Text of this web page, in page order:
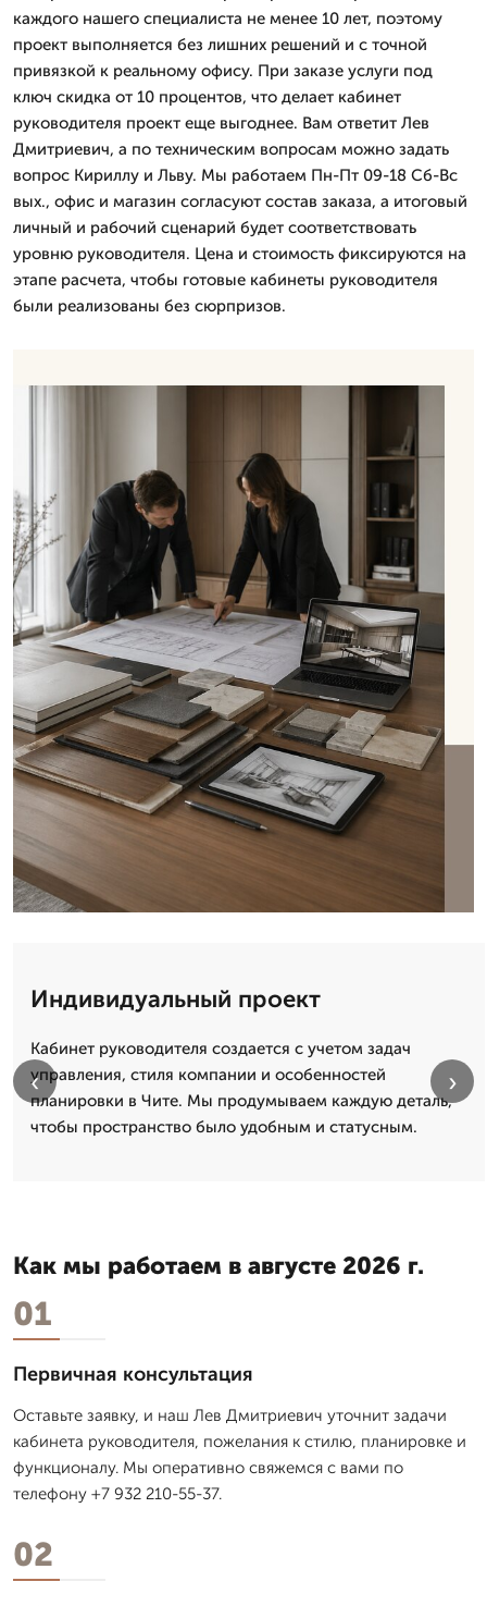
каждого нашего специалиста не менее 10 лет, поэтому
проект выполняется без лишних решений и с точной
привязкой к реальному офису. При заказе услуги под
ключ скидка от 10 процентов, что делает кабинет
руководителя проект еще выгоднее. Вам ответит Лев
Дмитpиевич, а по техническим вопросам можно задать
вопрос Кириллу и Льву. Мы работаем Пн-Пт 09-18 Сб-Вс
вых., офис и магазин согласуют состав заказа, а итоговый
личный и рабочий сценарий будет соответствовать
уровню руководителя. Цена и стоимость фиксируются на
этапе расчета, чтобы готовые кабинеты руководителя
были реализованы без сюрпризов.
Индивидуальный проект
Кабинет руководителя создается с учетом задач
управления, стиля компании и особенностей
планировки в Чите. Мы продумываем каждую деталь,
чтобы пространство было удобным и статусным.
‹ ›
Как мы работаем в августе 2026 г.
01
Первичная консультация
Оставьте заявку, и наш Лев Дмитpиевич уточнит задачи
кабинета руководителя, пожелания к стилю, планировке и
функционалу. Мы оперативно свяжемся с вами по
телефону +7 932 210-55-37.
02